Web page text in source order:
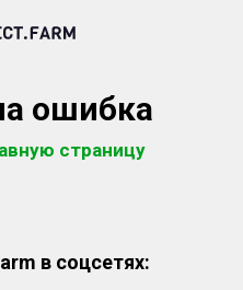
ошибка
страницу
в соцсетях: